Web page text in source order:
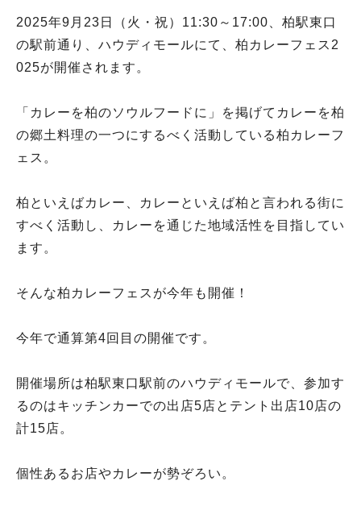
2025年9月23日（火・祝）11:30～17:00、柏駅東口
の駅前通り、ハウディモールにて、柏カレーフェス2
025が開催されます。
「カレーを柏のソウルフードに」を掲げてカレーを柏
の郷土料理の一つにするべく活動している柏カレーフ
ェス。
柏といえばカレー、カレーといえば柏と言われる街に
すべく活動し、カレーを通じた地域活性を目指してい
ます。
そんな柏カレーフェスが今年も開催！
今年で通算第4回目の開催です。
開催場所は柏駅東口駅前のハウディモールで、参加す
るのはキッチンカーでの出店5店とテント出店10店の
計15店。
個性あるお店やカレーが勢ぞろい。